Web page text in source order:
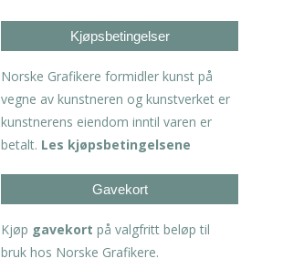
Kjøpsbetingelser
Norske Grafikere formidler kunst på
vegne av kunstneren og kunstverket er
kunstnerens eiendom inntil varen er
betalt. Les kjøpsbetingelsene
Gavekort
Kjøp gavekort på valgfritt beløp til
bruk hos Norske Grafikere.